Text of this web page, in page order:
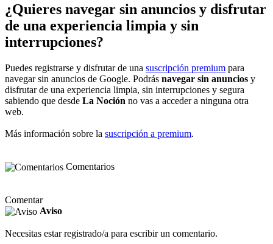
¿Quieres navegar sin anuncios y disfrutar
de una experiencia limpia y sin
interrupciones?
Puedes registrarse y disfrutar de una suscripción premium para
navegar sin anuncios de Google. Podrás navegar sin anuncios y
disfrutar de una experiencia limpia, sin interrupciones y segura
sabiendo que desde La Noción no vas a acceder a ninguna otra
web.
Más información sobre la suscripción a premium.
Comentarios
Comentar
Aviso
Necesitas estar registrado/a para escribir un comentario.